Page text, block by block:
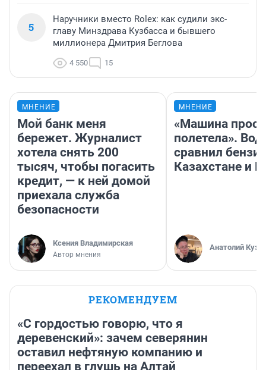
5
Наручники вместо Rolex: как судили экс-
главу Минздрава Кузбасса и бывшего
миллионера Дмитрия Беглова
4 550 15
МНЕНИЕ
Мой банк меня
бережет. Журналист
хотела снять 200
тысяч, чтобы погасить
кредит, — к ней домой
приехала служба
безопасности
Ксения Владимирская
Автор мнения
МНЕНИЕ
«Машина
полетела».
сравнил
Казахстане и
Анатолий
РЕКОМЕНДУЕМ
«С гордостью говорю, что я
деревенский»: зачем северянин
оставил нефтяную компанию и
переехал в глушь на Алтай